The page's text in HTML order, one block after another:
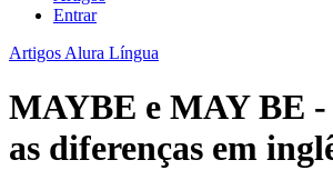
Entrar
Artigos Alura Língua
MAYBE e MAY BE -
as diferenças em